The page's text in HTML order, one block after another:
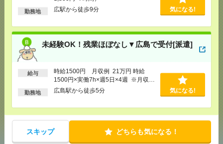
勤務地 広駅から徒歩9分 気になる!
未経験OK！残業ほぼなし▼広島で受付[派遣]
給与
時給1500円 月収例 21万円 時給
1500円×実働7h×週5日×4週 ※月収例
を保証するものではありません。※給
勤務地 広島駅から徒歩5分 気になる!
スキップ どちらも気になる！
メールで送る で送る
ツイート ブックマーク